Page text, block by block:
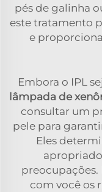
pés de galinha
este tratamento
e
Embora o IPL
lâmpada de
consultar um
pele para
Eles
com você os